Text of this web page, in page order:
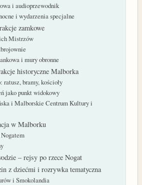
i audioprzewodnik
i wydarzenia specjalne
zamkowe
Mistrzów
i mury obronne
historyczne Malborka
ratusz, bramy, kościoły
jako punkt widokowy
i Malborskie Centrum Kultury i
w Malborku
– rejsy po rzece Nogat
z dziećmi i rozrywka tematyczna
i Smokolandia